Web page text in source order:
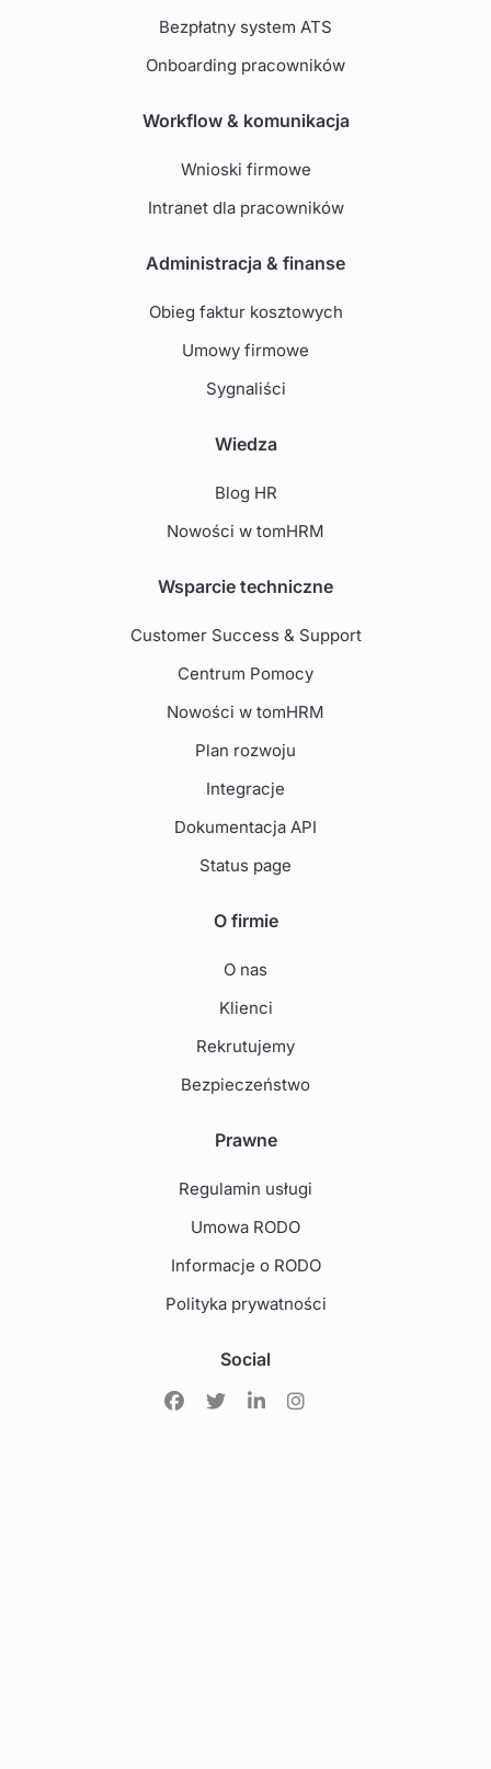
Bezpłatny system ATS
Onboarding pracowników
Workflow & komunikacja
Wnioski firmowe
Intranet dla pracowników
Administracja & finanse
Obieg faktur kosztowych
Umowy firmowe
Sygnaliści
Wiedza
Blog HR
Nowości w tomHRM
Wsparcie techniczne
Customer Success & Support
Centrum Pomocy
Nowości w tomHRM
Plan rozwoju
Integracje
Dokumentacja API
Status page
O firmie
O nas
Klienci
Rekrutujemy
Bezpieczeństwo
Prawne
Regulamin usługi
Umowa RODO
Informacje o RODO
Polityka prywatności
Social